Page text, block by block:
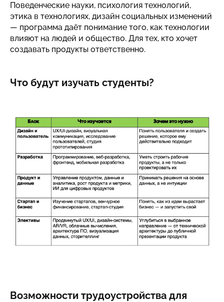
Поведенческие науки, психология технологий,
этика в технологиях, дизайн социальных изменений
— программа даёт понимание того, как технологии
влияют на людей и общество. Для тех, кто хочет
создавать продукты ответственно.
Что будут изучать студенты?
Возможности трудоустройства для